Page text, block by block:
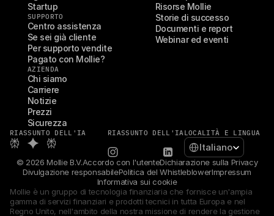
Startup
SUPPORTO
Centro assistenza
Se sei già cliente
Per supporto vendite
Pagato con Mollie?
AZIENDA
Chi siamo
Carriere
Notizie
Prezzi
Sicurezza
Risorse Mollie
Storie di successo
Documenti e report
Webinar ed eventi
RIASSUNTO DELL'IA RIASSUNTO DELL'IALOCALITÀ E LINGUA
Select Language
Italiano
© 2026 Mollie B.V.Accordo con l'utenteDichiarazione sulla Privacy
Divulgazione responsabilePolitica del WhistleblowerImpressum
Informativa sui cookie
Mollie è un gruppo di tecnologia finanziaria che fornisce un'ampia
gamma di servizi finanziari e prodotti tecnici in tutta Europa e nel
Regno Unito, nell'ambito della nostra missione di rendere la gestione